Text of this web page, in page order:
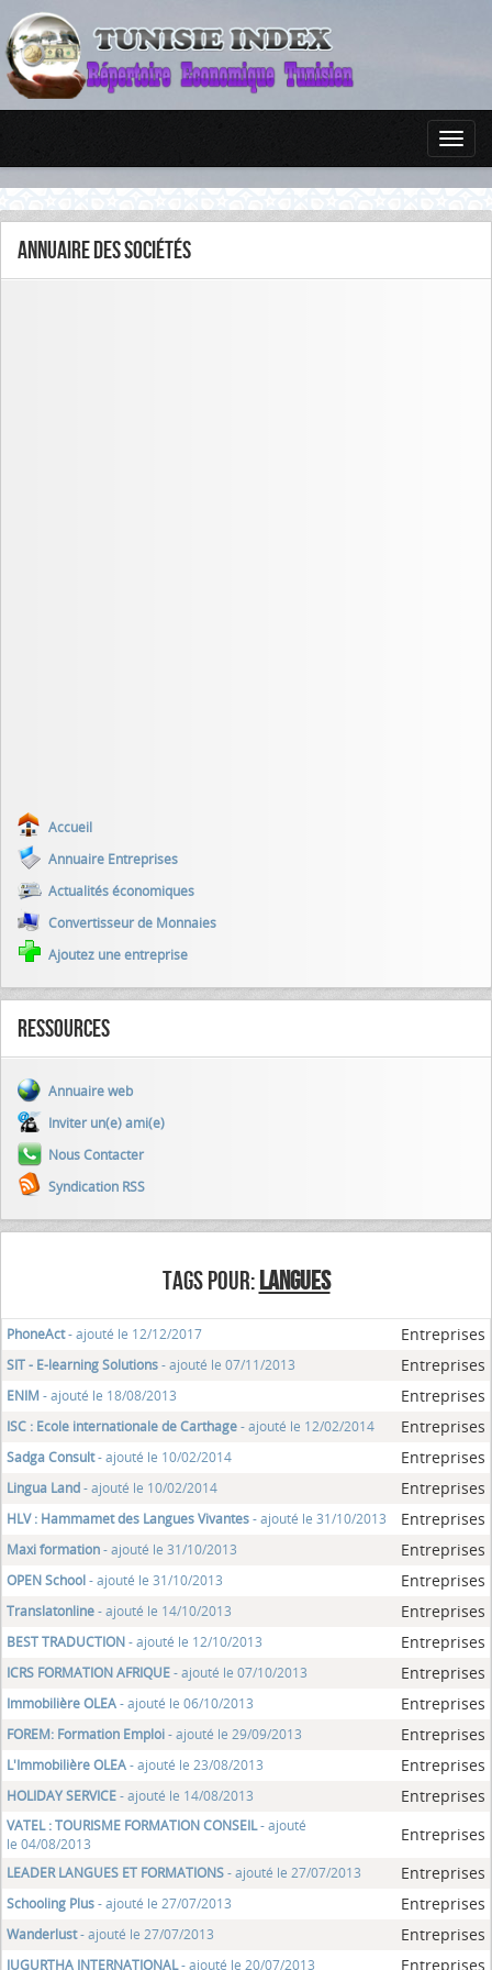
Annuaire des sociétés
Accueil
Annuaire Entreprises
Actualités économiques
Convertisseur de Monnaies
Ajoutez une entreprise
Ressources
Annuaire web
Inviter un(e) ami(e)
Nous Contacter
Syndication RSS
TAGS POUR: LANGUES
PhoneAct- ajouté le 12/12/2017 Entreprises
SIT - E-learning Solutions- ajouté le 07/11/2013 Entreprises
ENIM - ajouté le 18/08/2013 Entreprises
ISC : Ecole internationale de Carthage- ajouté le 12/02/2014 Entreprises
Sadga Consult- ajouté le 10/02/2014 Entreprises
Lingua Land- ajouté le 10/02/2014 Entreprises
HLV : Hammamet des Langues Vivantes- ajouté le 31/10/2013 Entreprises
Maxi formation- ajouté le 31/10/2013 Entreprises
OPEN School- ajouté le 31/10/2013 Entreprises
Translatonline- ajouté le 14/10/2013 Entreprises
BEST TRADUCTION- ajouté le 12/10/2013 Entreprises
ICRS FORMATION AFRIQUE- ajouté le 07/10/2013 Entreprises
Immobilière OLEA- ajouté le 06/10/2013 Entreprises
FOREM: Formation Emploi- ajouté le 29/09/2013 Entreprises
L'Immobilière OLEA- ajouté le 23/08/2013 Entreprises
HOLIDAY SERVICE- ajouté le 14/08/2013 Entreprises
VATEL : TOURISME FORMATION CONSEIL- ajouté
le 04/08/2013
Entreprises
LEADER LANGUES ET FORMATIONS- ajouté le 27/07/2013 Entreprises
Schooling Plus- ajouté le 27/07/2013 Entreprises
Wanderlust- ajouté le 27/07/2013 Entreprises
JUGURTHA INTERNATIONAL- ajouté le 20/07/2013 Entreprises